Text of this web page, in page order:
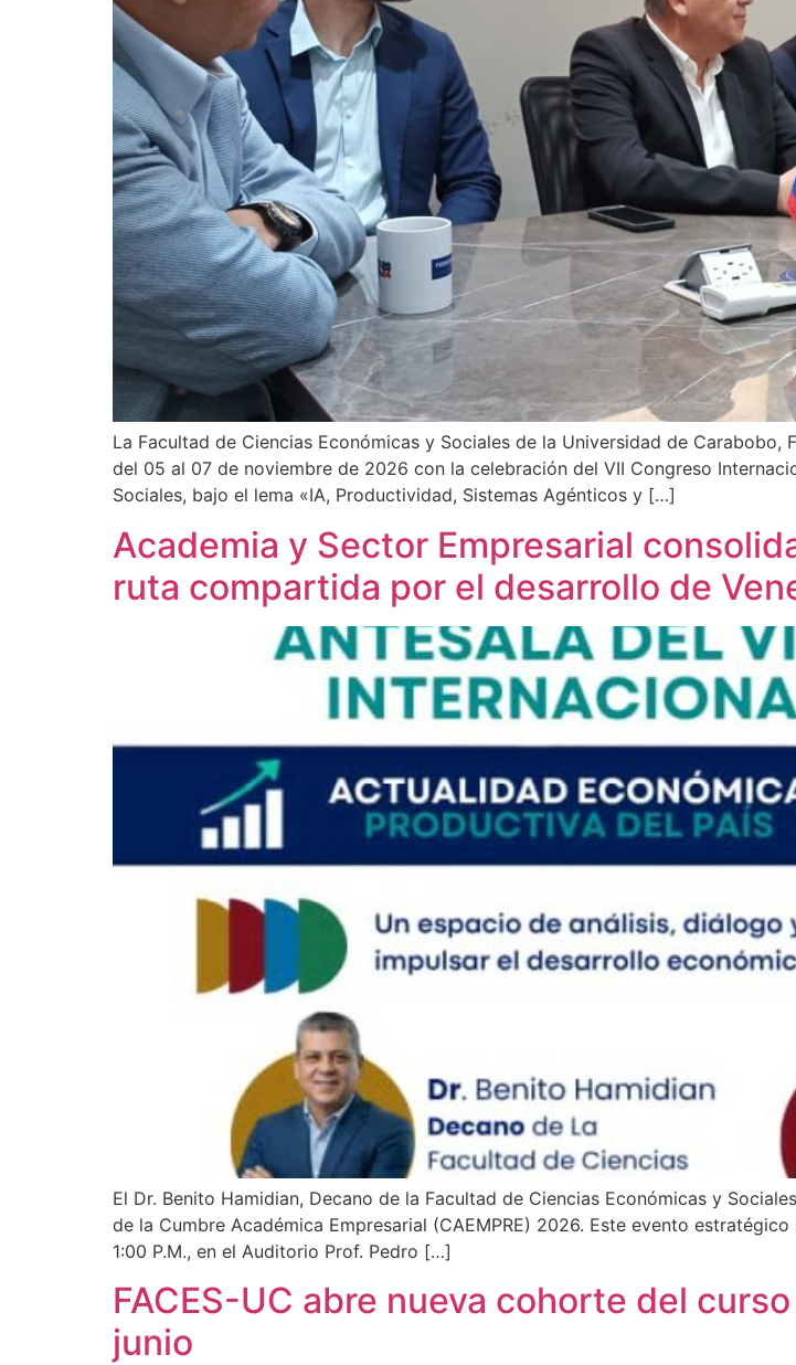
​La Facultad de Ciencias Económicas y Sociales de la Universidad de
del 05 al 07 de noviembre de 2026 con la celebración del VII Congreso
Sociales, bajo el lema «IA, Productividad, Sistemas Agénticos y […]
Academia y Sector Empresarial
ruta compartida por el desarrollo de
​El Dr. Benito Hamidian, Decano de la Facultad de Ciencias Económicas y
de la Cumbre Académica Empresarial (CAEMPRE) 2026. Este evento
1:00 P.M., en el Auditorio Prof. Pedro […]
FACES-UC abre nueva cohorte del
junio